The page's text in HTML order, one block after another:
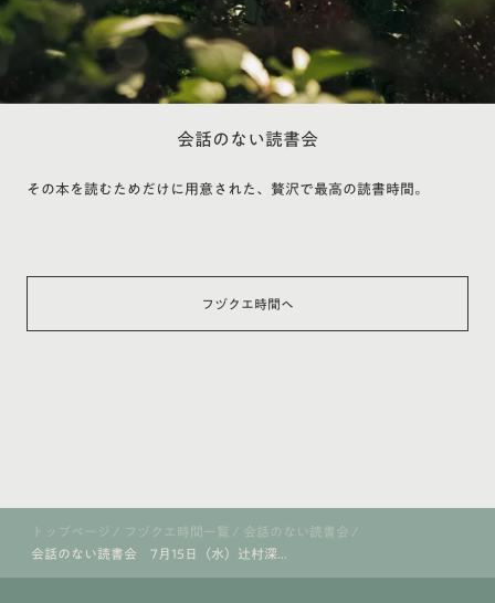
会話のない読書会
その本を読むためだけに用意された、贅沢で最高の読書時間。
フヅクエ時間へ
トップページ / フヅクエ時間一覧 / 会話のない読書会 /
会話のない読書会 7月15日（水）辻村深...